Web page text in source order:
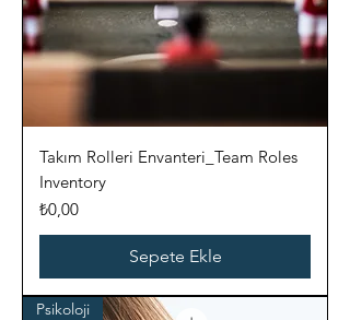
Takım Rolleri Envanteri_Team Roles
Inventory
Fiyat
₺0,00
Sepete Ekle
Psikoloji